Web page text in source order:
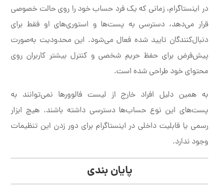
در اینستاگرام، زمانی که یک فرد حساب خود را روی حالت خصوصی
قرار می‌دهد، دسترسی به پست‌ها و استوری‌های او فقط برای
دنبال‌کنندگان تایید شده فعال می‌شود. این محدودیت به‌صورت
پیش‌فرض برای حفظ حریم شخصی و کنترل بیشتر کاربران روی
محتوای خود طراحی شده است.
به همین دلیل افراد خارج از لیست فالوورها نمی‌توانند به
پست‌های این نوع حساب‌ها دسترسی داشته باشند. هیچ ابزار
رسمی یا قابلیت داخلی در اینستاگرام برای دور زدن این تنظیمات
وجود ندارد.
پایان بندی